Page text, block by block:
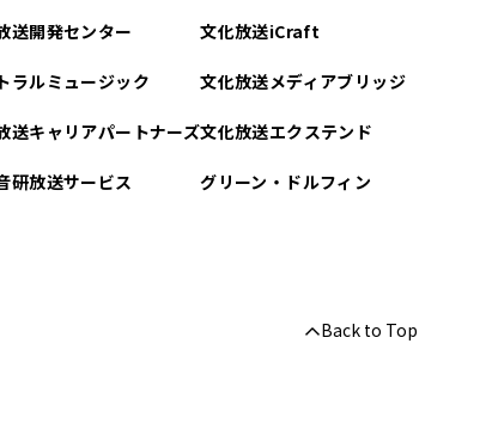
送開発センター
ラルミュージック
送キャリアパートナーズ
研放送サービス
文化放送iCraft
文化放送メディアブリッジ
文化放送エクステンド
グリーン・ドルフィン
Back to Top